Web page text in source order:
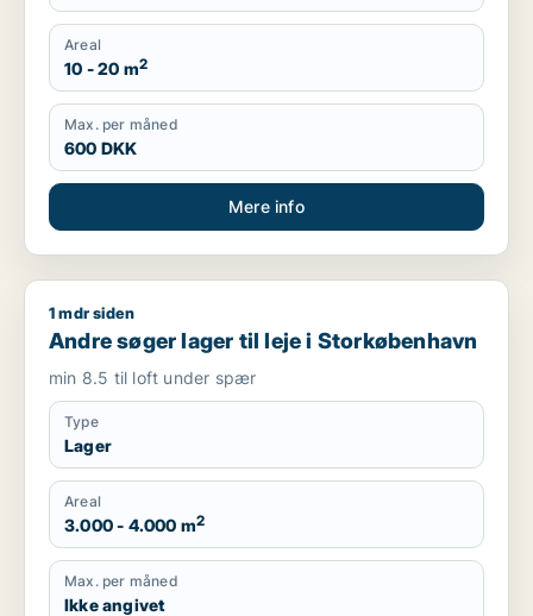
Areal
10 - 20 m2
Max. per måned
600 DKK
Mere info
Andre søger lager til leje i Storkøbenhavn
1 mdr siden
Andre søger lager til leje i Storkøbenhavn
min 8.5 til loft under spær
Type
Lager
Areal
3.000 - 4.000 m2
Max. per måned
Ikke angivet